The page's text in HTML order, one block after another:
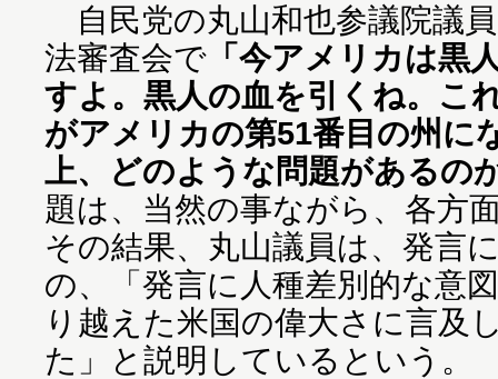
自民党の丸山和也参議院議
法審査会で 「今アメリカは黒
すよ。黒人の血を引くね。こ
がアメリカの第51番目の州に
上、どのような問題があるの
題は、当然の事ながら、各方
その結果、丸山議員は、発言
の、「発言に人種差別的な意
り越えた米国の偉大さに言及
た」と説明しているという。